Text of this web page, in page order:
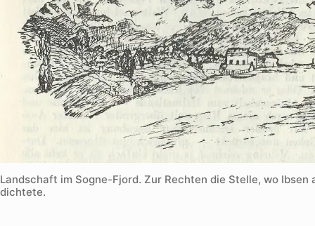
Landschaft im Sogne-Fjord. Zur Rechten die Stelle, wo Ibsen
dichtete.